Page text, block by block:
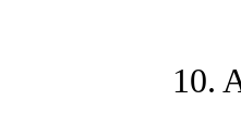
10.